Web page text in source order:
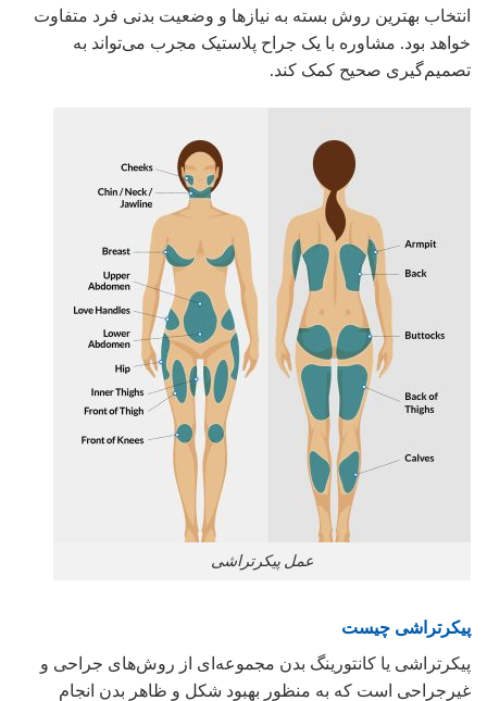
انتخاب بهترین روش بسته به نیازها و وضعیت بدنی فرد متفاوت
خواهد بود. مشاوره با یک جراح پلاستیک مجرب می‌تواند به
تصمیم‌گیری صحیح کمک کند.
عمل پیکرتراشی
پیکرتراشی چیست
پیکرتراشی یا کانتورینگ بدن مجموعه‌ای از روش‌های جراحی و
غیرجراحی است که به منظور بهبود شکل و ظاهر بدن انجام